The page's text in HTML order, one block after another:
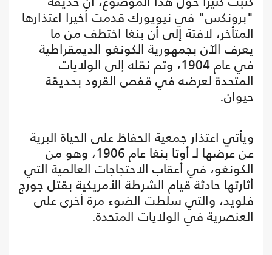
"برونكس" في نيويورك قدمت أخيرا اعتذارها
المتأخر، لافتة إلى أن بنغا اختطف من ما
يعرف الآن بجمهورية الكونغو الديمقراطية
في عام 1904، وتم نقله إلى الولايات
المتحدة لعرضه في قفص القرود بحديقة
حيوان.
ويأتي اعتذار جمعية الحفاظ على الحياة البرية
عن عرضها لـ أوتا بنغا عام 1906، وهو من
الكونغو، في أعقاب الاحتجاجات العالمية التي
أثارتها حادثة قيام الشرطة الأمريكية بقتل جورج
فلويد، والتي سلطت الضوء مرة أخرى على
العنصرية في الولايات المتحدة.